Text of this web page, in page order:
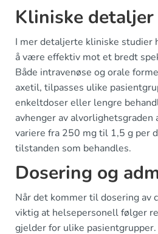
Kliniske detaljer
I mer detaljerte kliniske studier
å være effektiv mot et bredt
Både intravenøse og orale
axetil, tilpasses ulike
enkeltdoser eller lengre
avhenger av alvorlighetsgraden
variere fra 250 mg til 1,5 g per
tilstanden som behandles.
Dosering og
Når det kommer til dosering av
viktig at helsepersonell følger
gjelder for ulike pasientgrupper.